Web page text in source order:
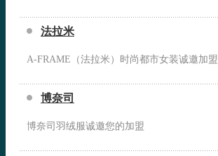
法拉米
A-FRAME（法拉米）时尚都市女装诚邀加盟
博奈司
博奈司羽绒服诚邀您的加盟